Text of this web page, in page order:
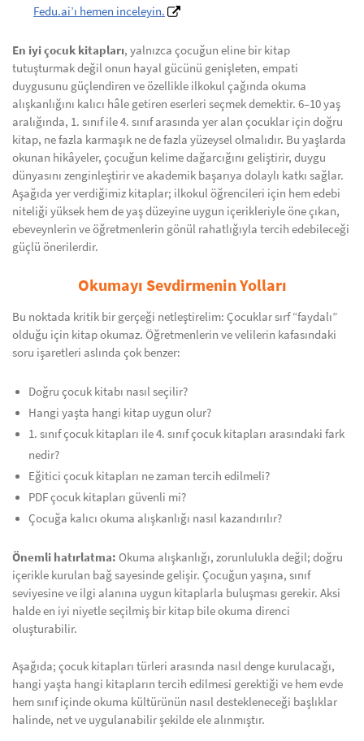
Fedu.ai’ı hemen inceleyin.
En iyi çocuk kitapları, yalnızca çocuğun eline bir kitap
tutuşturmak değil onun hayal gücünü genişleten, empati
duygusunu güçlendiren ve özellikle ilkokul çağında okuma
alışkanlığını kalıcı hâle getiren eserleri seçmek demektir. 6–10 yaş
aralığında, 1. sınıf ile 4. sınıf arasında yer alan çocuklar için doğru
kitap, ne fazla karmaşık ne de fazla yüzeysel olmalıdır. Bu yaşlarda
okunan hikâyeler, çocuğun kelime dağarcığını geliştirir, duygu
dünyasını zenginleştirir ve akademik başarıya dolaylı katkı sağlar.
Aşağıda yer verdiğimiz kitaplar; ilkokul öğrencileri için hem edebi
niteliği yüksek hem de yaş düzeyine uygun içerikleriyle öne çıkan,
ebeveynlerin ve öğretmenlerin gönül rahatlığıyla tercih edebileceği
güçlü önerilerdir.
Okumayı Sevdirmenin Yolları
Bu noktada kritik bir gerçeği netleştirelim: Çocuklar sırf “faydalı”
olduğu için kitap okumaz. Öğretmenlerin ve velilerin kafasındaki
soru işaretleri aslında çok benzer:
Doğru çocuk kitabı nasıl seçilir?
Hangi yaşta hangi kitap uygun olur?
1. sınıf çocuk kitapları ile 4. sınıf çocuk kitapları arasındaki fark
nedir?
Eğitici çocuk kitapları ne zaman tercih edilmeli?
PDF çocuk kitapları güvenli mi?
Çocuğa kalıcı okuma alışkanlığı nasıl kazandırılır?
Önemli hatırlatma: Okuma alışkanlığı, zorunlulukla değil; doğru
içerikle kurulan bağ sayesinde gelişir. Çocuğun yaşına, sınıf
seviyesine ve ilgi alanına uygun kitaplarla buluşması gerekir. Aksi
halde en iyi niyetle seçilmiş bir kitap bile okuma direnci
oluşturabilir.
Aşağıda; çocuk kitapları türleri arasında nasıl denge kurulacağı,
hangi yaşta hangi kitapların tercih edilmesi gerektiği ve hem evde
hem sınıf içinde okuma kültürünün nasıl destekleneceği başlıklar
halinde, net ve uygulanabilir şekilde ele alınmıştır.